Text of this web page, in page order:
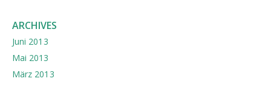
ARCHIVES
Juni 2013
Mai 2013
März 2013